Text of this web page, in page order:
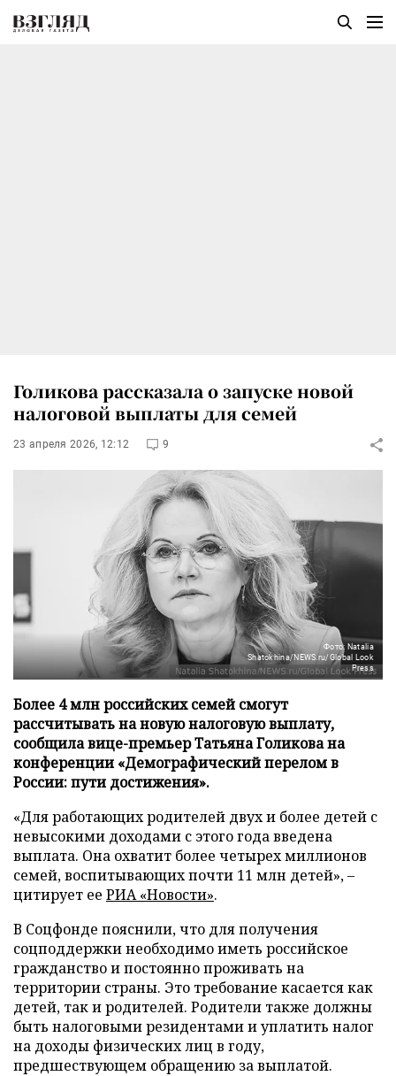
Голикова рассказала о запуске новой
налоговой выплаты для семей
23 апреля 2026, 12:12 9
Фото: Natalia
Shatokhina/NEWS.ru/Global Look
Press
Более 4 млн российских семей смогут
рассчитывать на новую налоговую выплату,
сообщила вице-премьер Татьяна Голикова на
конференции «Демографический перелом в
России: пути достижения».
«Для работающих родителей двух и более детей с
невысокими доходами с этого года введена
выплата. Она охватит более четырех миллионов
семей, воспитывающих почти 11 млн детей», –
цитирует ее РИА «Новости».
В Соцфонде пояснили, что для получения
соцподдержки необходимо иметь российское
гражданство и постоянно проживать на
территории страны. Это требование касается как
детей, так и родителей. Родители также должны
быть налоговыми резидентами и уплатить налог
на доходы физических лиц в году,
предшествующем обращению за выплатой.